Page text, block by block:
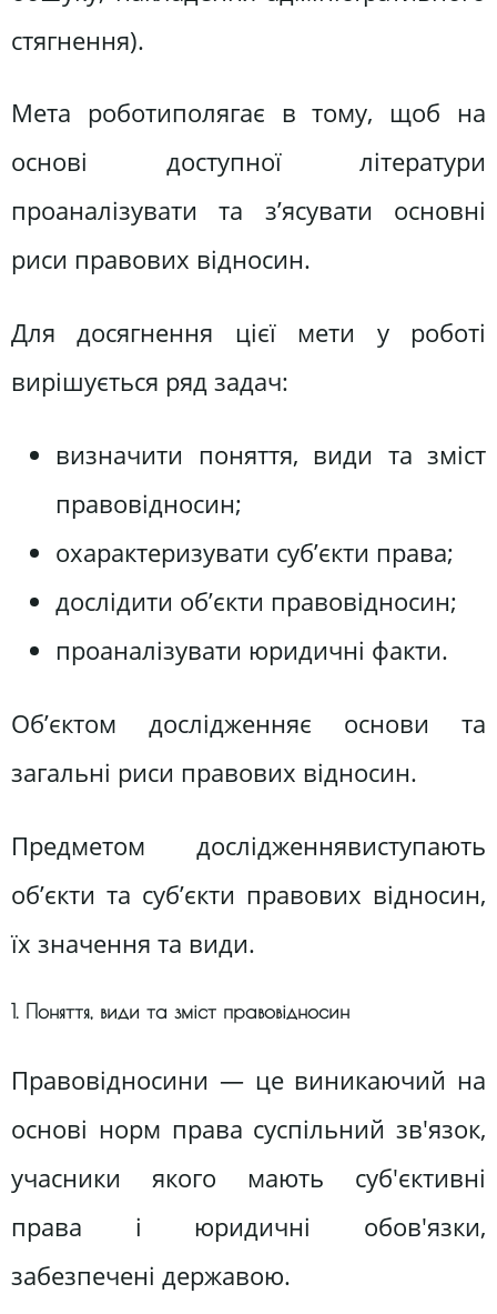
стягнення).
Мета роботиполягає в тому, щоб на
основі доступної літератури
проаналізувати та з’ясувати основні
риси правових відносин.
Для досягнення цієї мети у роботі
вирішується ряд задач:
визначити поняття, види та зміст
правовідносин;
охарактеризувати суб’єкти права;
дослідити об’єкти правовідносин;
проаналізувати юридичні факти.
Об’єктом дослідженняє основи та
загальні риси правових відносин.
Предметом дослідженнявиступають
об’єкти та суб’єкти правових відносин,
їх значення та види.
1. Поняття, види та зміст правовідносин
Правовідносини — це виникаючий на
основі норм права суспільний зв'язок,
учасники якого мають суб'єктивні
права і юридичні обов'язки,
забезпечені державою.